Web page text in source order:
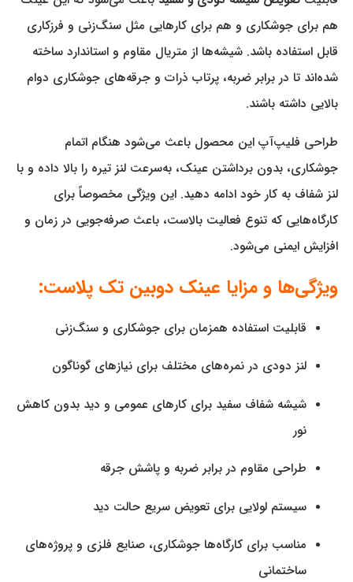
هم برای جوشکاری و هم برای کارهایی مثل سنگ‌زنی و فرزکاری
قابل استفاده باشد. شیشه‌ها از متریال مقاوم و استاندارد ساخته
شده‌اند تا در برابر ضربه، پرتاب ذرات و جرقه‌های جوشکاری دوام
بالایی داشته باشند.
طراحی فلیپ‌آپ این محصول باعث می‌شود هنگام اتمام
جوشکاری، بدون برداشتن عینک، به‌سرعت لنز تیره را بالا داده و با
لنز شفاف به کار خود ادامه دهید. این ویژگی مخصوصاً برای
کارگاه‌هایی که تنوع فعالیت بالاست، باعث صرفه‌جویی در زمان و
افزایش ایمنی می‌شود.
ویژگی‌ها و مزایا عینک دوبین تک پلاست:
قابلیت استفاده همزمان برای جوشکاری و سنگ‌زنی
لنز دودی در نمره‌های مختلف برای نیازهای گوناگون
شیشه شفاف سفید برای کارهای عمومی و دید بدون کاهش
نور
طراحی مقاوم در برابر ضربه و پاشش جرقه
سیستم لولایی برای تعویض سریع حالت دید
مناسب برای کارگاه‌ها جوشکاری، صنایع فلزی و پروژه‌های
ساختمانی